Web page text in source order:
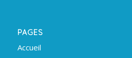
PAGES
Accueil